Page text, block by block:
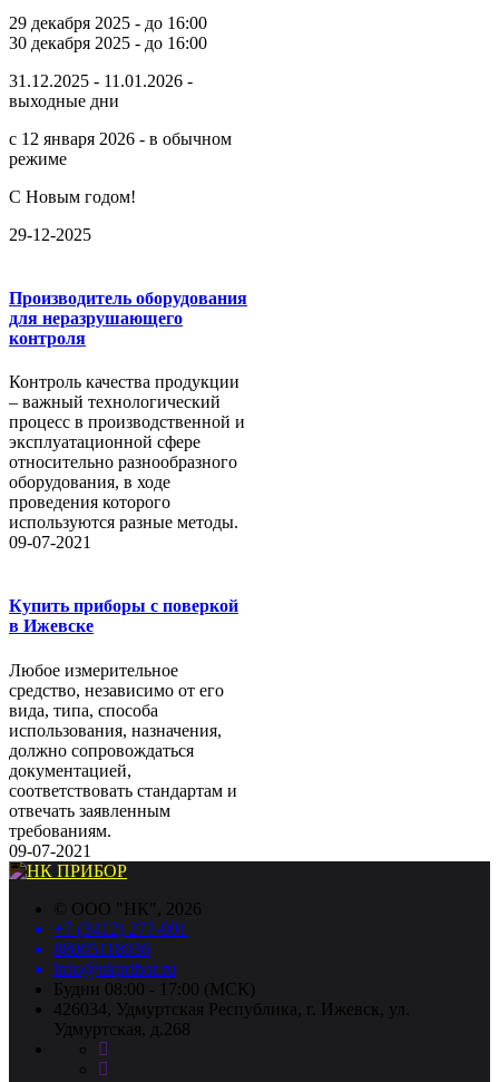
29 декабря 2025 - до 16:00
30 декабря 2025 - до 16:00
31.12.2025 - 11.01.2026 -
выходные дни
с 12 января 2026 - в обычном
режиме
С Новым годом!
29-12-2025
Производитель оборудования
для неразрушающего
контроля
Контроль качества продукции
– важный технологический
процесс в производственной и
эксплуатационной сфере
относительно разнообразного
оборудования, в ходе
проведения которого
используются разные методы.
09-07-2021
Купить приборы с поверкой
в Ижевске
Любое измерительное
средство, независимо от его
вида, типа, способа
использования, назначения,
должно сопровождаться
документацией,
соответствовать стандартам и
отвечать заявленным
требованиям.
09-07-2021
© ООО "НК", 2026
+7 (3412) 277-001
88005118036
info@nkpribor.ru
Будни 08:00 - 17:00 (МСК)
426034, Удмуртская Республика, г. Ижевск, ул.
Удмуртская, д.268